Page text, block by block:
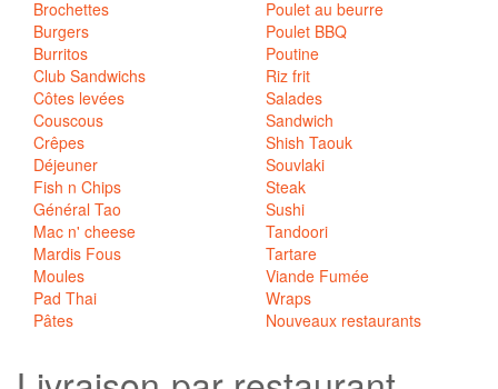
Brochettes
Burgers
Burritos
Club Sandwichs
Côtes levées
Couscous
Crêpes
Déjeuner
Fish n Chips
Général Tao
Mac n' cheese
Mardis Fous
Moules
Pad Thai
Pâtes
Poulet au beurre
Poulet BBQ
Poutine
Riz frit
Salades
Sandwich
Shish Taouk
Souvlaki
Steak
Sushi
Tandoori
Tartare
Viande Fumée
Wraps
Nouveaux restaurants